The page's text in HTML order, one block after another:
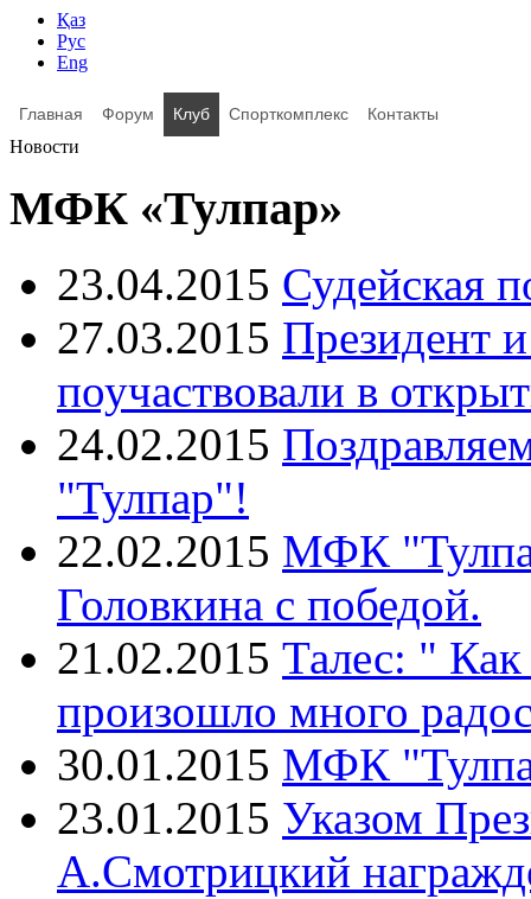
Қаз
Рус
Eng
Главная Форум Клуб Спорткомплекс Контакты
Новости
МФК «Тулпар»
23.04.2015 Судейская
27.03.2015 Президент
поучаствовали в
24.02.2015
"Тулпар"!
22.02.2015 МФК
Головкина с победой.
21.02.2015 Талес: "
произошло много
30.01.2015 МФК
23.01.2015 Указом
А.Смотрицкий